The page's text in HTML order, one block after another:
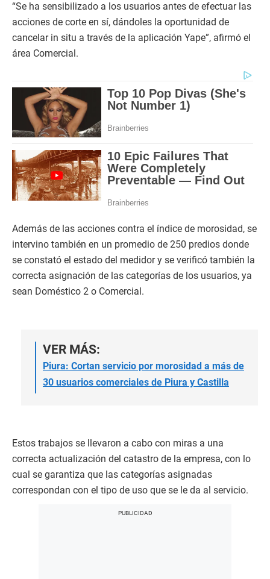
“Se ha sensibilizado a los usuarios antes de efectuar las
acciones de corte en sí, dándoles la oportunidad de
cancelar in situ a través de la aplicación Yape”, afirmó el
área Comercial.
Además de las acciones contra el índice de morosidad, se
intervino también en un promedio de 250 predios donde
se constató el estado del medidor y se verificó también la
correcta asignación de las categorías de los usuarios, ya
sean Doméstico 2 o Comercial.
VER MÁS:
Piura: Cortan servicio por morosidad a más de
30 usuarios comerciales de Piura y Castilla
Estos trabajos se llevaron a cabo con miras a una
correcta actualización del catastro de la empresa, con lo
cual se garantiza que las categorías asignadas
correspondan con el tipo de uso que se le da al servicio.